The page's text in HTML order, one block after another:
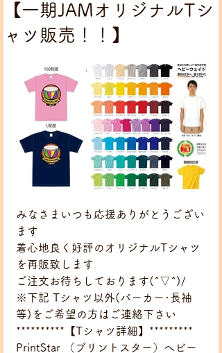
【一期JAMオリジナルTシ
ャツ販売！！】
みなさまいつも応援ありがとうござい
ます
着心地良く好評のオリジナルTシャツ
を再販致します
ご注文お待ちしております(^▽^)/
※下記 Tシャツ以外(パーカー･長袖
等)をご希望の方はご連絡下さい
**********【Tシャツ詳細】*********
PrintStar （プリントスター）ヘビー